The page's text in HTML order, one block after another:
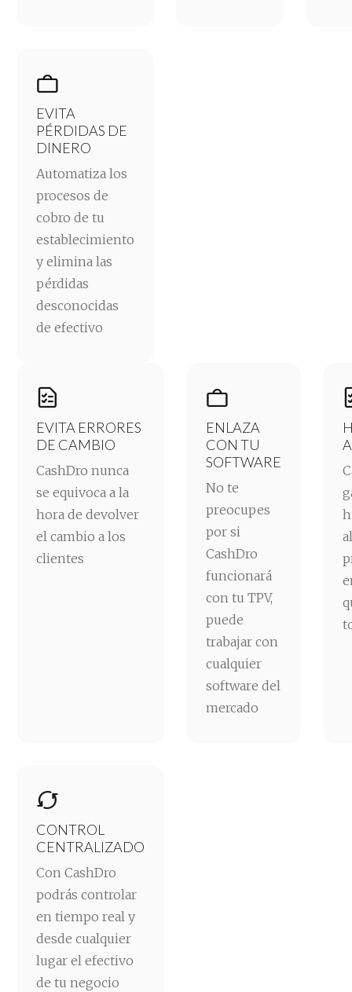

EVITA
PÉRDIDAS DE
DINERO
Automatiza los
procesos de
cobro de tu
establecimiento
y elimina las
pérdidas
desconocidas
de efectivo

EVITA ERRORES
DE CAMBIO
CashDro nunca
se equivoca a la
hora de devolver
el cambio a los
clientes

ENLAZA
CON TU
SOFTWARE
No te
preocupes
por si
CashDro
funcionará
con tu TPV,
puede
trabajar con
cualquier
software del
mercado

CONTROL
CENTRALIZADO
Con CashDro
podrás controlar
en tiempo real y
desde cualquier
lugar el efectivo
de tu negocio